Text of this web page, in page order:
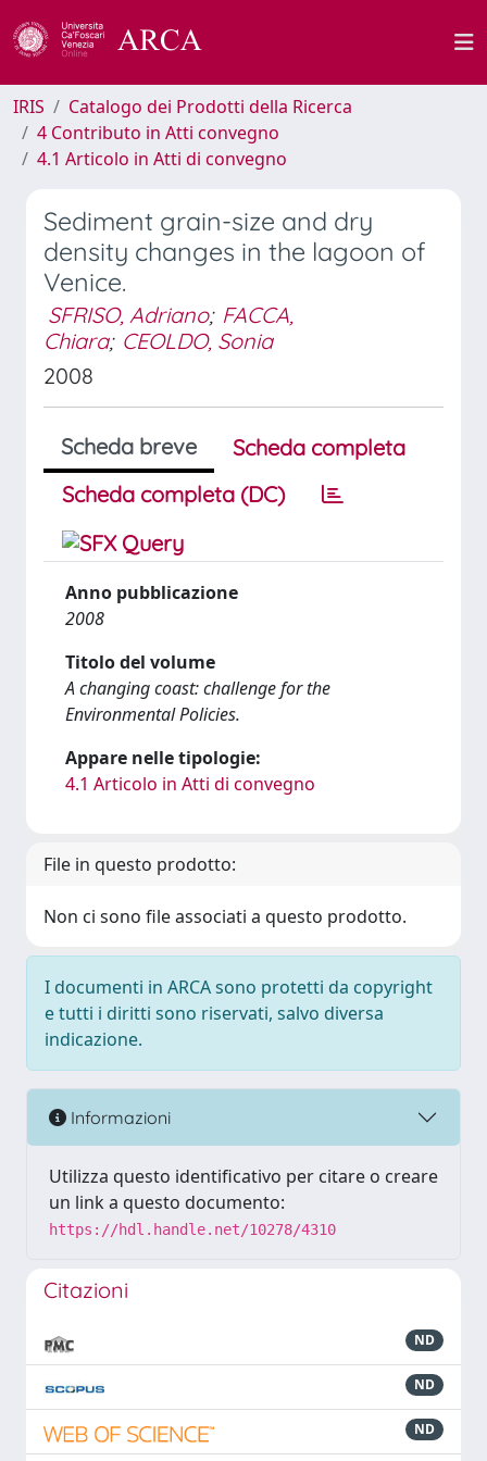
IRIS
Catalogo dei Prodotti della Ricerca
4 Contributo in Atti convegno
4.1 Articolo in Atti di convegno
Sediment grain-size and dry
density changes in the lagoon of
Venice.
SFRISO, Adriano; FACCA,
Chiara; CEOLDO, Sonia
2008
Scheda breve
Scheda completa
Scheda completa (DC)
Anno pubblicazione
2008
Titolo del volume
A changing coast: challenge for the
Environmental Policies.
Appare nelle tipologie:
4.1 Articolo in Atti di convegno
File in questo prodotto:
Non ci sono file associati a questo prodotto.
I documenti in ARCA sono protetti da copyright
e tutti i diritti sono riservati, salvo diversa
indicazione.
Informazioni
Utilizza questo identificativo per citare o creare
un link a questo documento:
https://hdl.handle.net/10278/4310
Citazioni
ND
ND
ND